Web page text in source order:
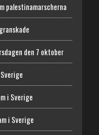
palestinamarscherna
den 7 oktober
i Sverige
i Sverige